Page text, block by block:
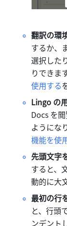
翻訳の環
するか、
選択した
りできま
使用する
Lingo の
Docs を
ようにな
機能を使
先頭文字
すると、
動的に大
最初の行
と、行頭
ンデント